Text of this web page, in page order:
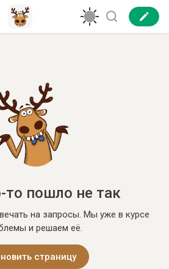
то пошло не так
на запросы. Мы уже в курсе
и решаем её.
страницу